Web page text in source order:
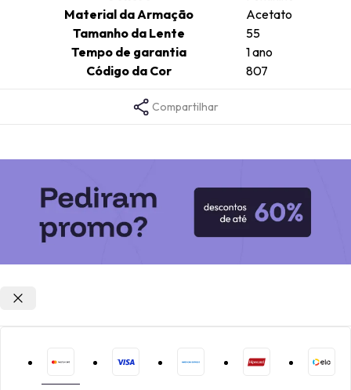
Material da Armação
Acetato
Tamanho da Lente
55
Tempo de garantia
1 ano
Código da Cor
807
Compartilhar